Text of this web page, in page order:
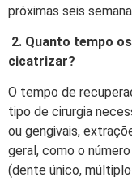
próximas seis
2. Quanto tempo
cicatrizar?
O tempo de
tipo de cirurgia
ou gengivais,
geral, como o
(dente único,